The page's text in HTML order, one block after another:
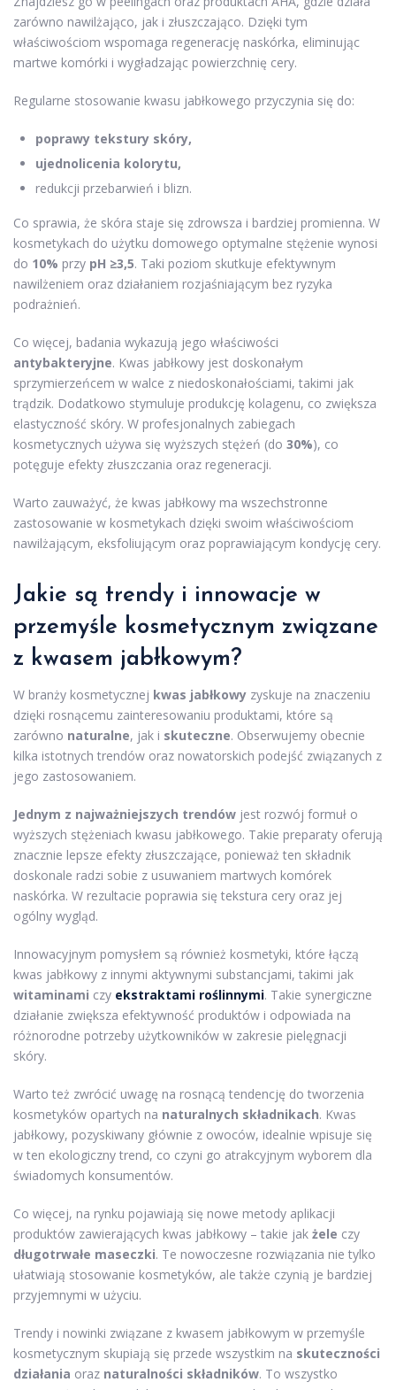
zarówno nawilżająco, jak i złuszczająco. Dzięki tym
właściwościom wspomaga regenerację naskórka, eliminując
martwe komórki i wygładzając powierzchnię cery.
Regularne stosowanie kwasu jabłkowego przyczynia się do:
poprawy tekstury skóry,
ujednolicenia kolorytu,
redukcji przebarwień i blizn.
Co sprawia, że skóra staje się zdrowsza i bardziej promienna. W
kosmetykach do użytku domowego optymalne stężenie wynosi
do 10% przy pH ≥3,5. Taki poziom skutkuje efektywnym
nawilżeniem oraz działaniem rozjaśniającym bez ryzyka
podrażnień.
Co więcej, badania wykazują jego właściwości
antybakteryjne. Kwas jabłkowy jest doskonałym
sprzymierzeńcem w walce z niedoskonałościami, takimi jak
trądzik. Dodatkowo stymuluje produkcję kolagenu, co zwiększa
elastyczność skóry. W profesjonalnych zabiegach
kosmetycznych używa się wyższych stężeń (do 30%), co
potęguje efekty złuszczania oraz regeneracji.
Warto zauważyć, że kwas jabłkowy ma wszechstronne
zastosowanie w kosmetykach dzięki swoim właściwościom
nawilżającym, eksfoliującym oraz poprawiającym kondycję cery.
Jakie są trendy i innowacje w
przemyśle kosmetycznym związane
z kwasem jabłkowym?
W branży kosmetycznej kwas jabłkowy zyskuje na znaczeniu
dzięki rosnącemu zainteresowaniu produktami, które są
zarówno naturalne, jak i skuteczne. Obserwujemy obecnie
kilka istotnych trendów oraz nowatorskich podejść związanych z
jego zastosowaniem.
Jednym z najważniejszych trendów jest rozwój formuł o
wyższych stężeniach kwasu jabłkowego. Takie preparaty oferują
znacznie lepsze efekty złuszczające, ponieważ ten składnik
doskonale radzi sobie z usuwaniem martwych komórek
naskórka. W rezultacie poprawia się tekstura cery oraz jej
ogólny wygląd.
Innowacyjnym pomysłem są również kosmetyki, które łączą
kwas jabłkowy z innymi aktywnymi substancjami, takimi jak
witaminami czy ekstraktami roślinnymi. Takie synergiczne
działanie zwiększa efektywność produktów i odpowiada na
różnorodne potrzeby użytkowników w zakresie pielęgnacji
skóry.
Warto też zwrócić uwagę na rosnącą tendencję do tworzenia
kosmetyków opartych na naturalnych składnikach. Kwas
jabłkowy, pozyskiwany głównie z owoców, idealnie wpisuje się
w ten ekologiczny trend, co czyni go atrakcyjnym wyborem dla
świadomych konsumentów.
Co więcej, na rynku pojawiają się nowe metody aplikacji
produktów zawierających kwas jabłkowy – takie jak żele czy
długotrwałe maseczki. Te nowoczesne rozwiązania nie tylko
ułatwiają stosowanie kosmetyków, ale także czynią je bardziej
przyjemnymi w użyciu.
Trendy i nowinki związane z kwasem jabłkowym w przemyśle
kosmetycznym skupiają się przede wszystkim na skuteczności
działania oraz naturalności składników. To wszystko